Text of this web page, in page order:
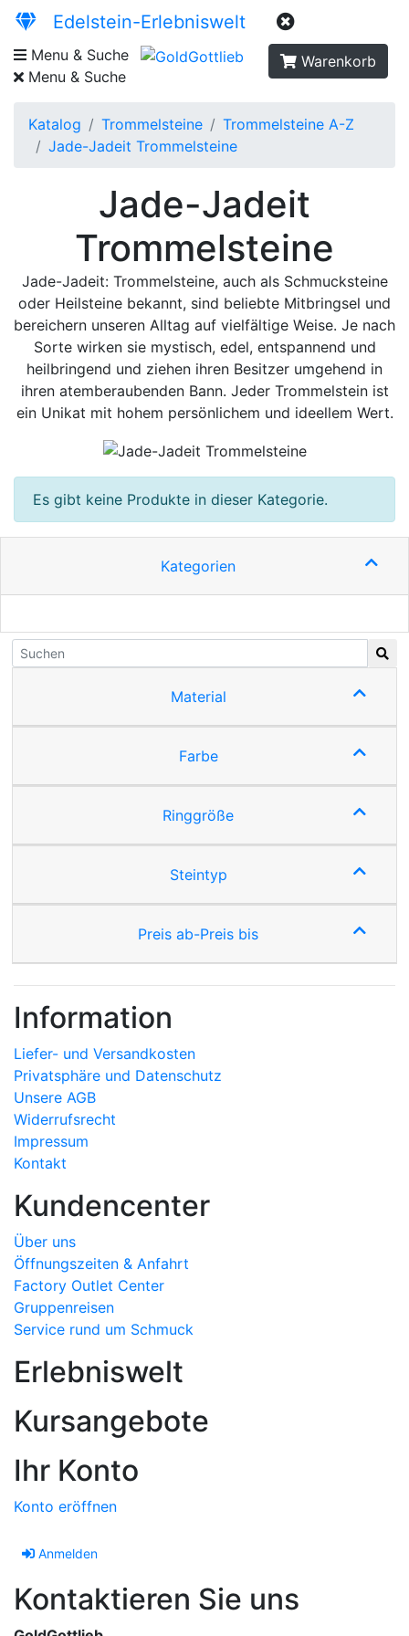
Edelstein-Erlebniswelt
Menu & Suche
Menu & Suche
Warenkorb
Katalog Trommelsteine
Trommelsteine A-Z
Jade-Jadeit Trommelsteine
Jade-Jadeit
Trommelsteine
Jade-Jadeit: Trommelsteine, auch als Schmucksteine
oder Heilsteine bekannt, sind beliebte Mitbringsel und
bereichern unseren Alltag auf vielfältige Weise. Je nach
Sorte wirken sie mystisch, edel, entspannend und
heilbringend und ziehen ihren Besitzer umgehend in
ihren atemberaubenden Bann. Jeder Trommelstein ist
ein Unikat mit hohem persönlichem und ideellem Wert.
Es gibt keine Produkte in dieser Kategorie.
Kategorien
Material
Farbe
Ringgröße
Steintyp
Preis ab-Preis bis
Information
Liefer- und Versandkosten
Privatsphäre und Datenschutz
Unsere AGB
Widerrufsrecht
Impressum
Kontakt
Kundencenter
Über uns
Öffnungszeiten & Anfahrt
Factory Outlet Center
Gruppenreisen
Service rund um Schmuck
Erlebniswelt
Kursangebote
Ihr Konto
Konto eröffnen
Anmelden
Kontaktieren Sie uns